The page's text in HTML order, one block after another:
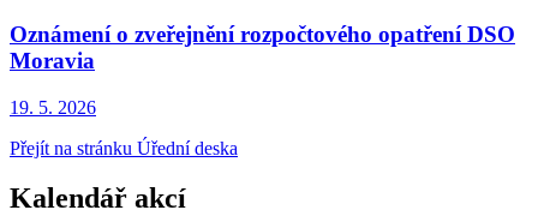
Oznámení o zveřejnění rozpočtového opatření DSO
Moravia
19. 5. 2026
Přejít na stránku Úřední deska
Kalendář akcí